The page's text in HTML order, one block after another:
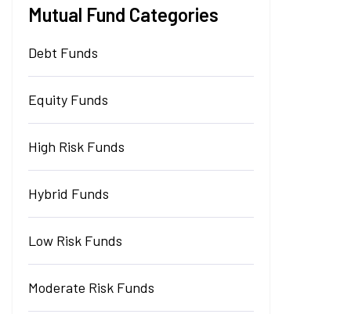
Mutual Fund Categories
Debt Funds
Equity Funds
High Risk Funds
Hybrid Funds
Low Risk Funds
Moderate Risk Funds